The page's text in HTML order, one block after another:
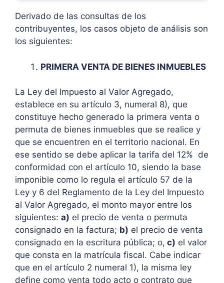
Derivado de las consultas de los
contribuyentes, los casos objeto de análisis son
los siguientes:
PRIMERA VENTA DE BIENES INMUEBLES
La Ley del Impuesto al Valor Agregado,
establece en su artículo 3, numeral 8), que
constituye hecho generado la primera venta o
permuta de bienes inmuebles que se realice y
que se encuentren en el territorio nacional. En
ese sentido se debe aplicar la tarifa del 12% de
conformidad con el artículo 10, siendo la base
imponible como lo regula el artículo 57 de la
Ley y 6 del Reglamento de la Ley del Impuesto
al Valor Agregado, el monto mayor entre los
siguientes: a) el precio de venta o permuta
consignado en la factura; b) el precio de venta
consignado en la escritura pública; o, c) el valor
que consta en la matrícula fiscal. Cabe indicar
que en el artículo 2 numeral 1), la misma ley
define como venta todo acto o contrato que